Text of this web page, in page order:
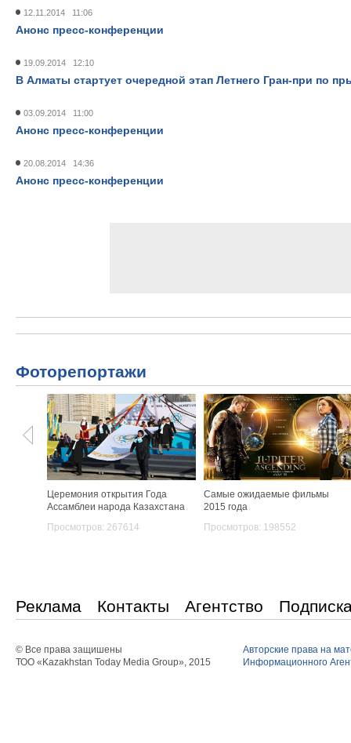
12.11.2014 11:06
Анонс пресс-конференции
19.09.2014 12:10
В Алматы стартует очередной этап Летнего Гран-при по
03.09.2014 11:00
Анонс пресс-конференции
20.08.2014 14:36
Анонс пресс-конференции
Фоторепортажи
Церемония открытия Года
Ассамблеи народа Казахстана
Просмотров: 267614
Самые ожидаемые фильмы
2015 года
Просмотров: 198552
Реклама Контакты Агентство
© Все права защишены
ТОО «Kazakhstan Today Media Group», 2015
Авторские права на
Информационного